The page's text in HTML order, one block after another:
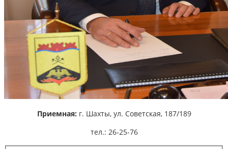
Приемная: г. Шахты, ул. Советская, 187/189
тел.: 26-25-76